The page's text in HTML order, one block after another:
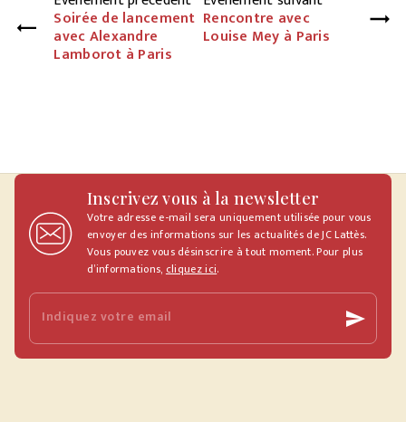
Soirée de lancement
avec Alexandre
Lamborot à Paris
Rencontre avec
Louise Mey à Paris
Inscrivez vous à la newsletter
Votre adresse e-mail sera uniquement utilisée pour vous
envoyer des informations sur les actualités de JC Lattès.
Vous pouvez vous désinscrire à tout moment. Pour plus
d’informations,cliquez ici.
Indiquez votre email send